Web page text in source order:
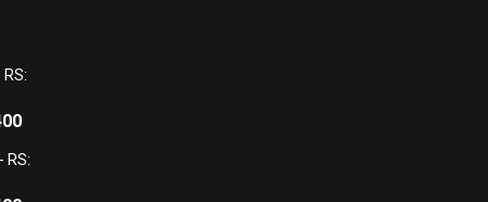
RS: